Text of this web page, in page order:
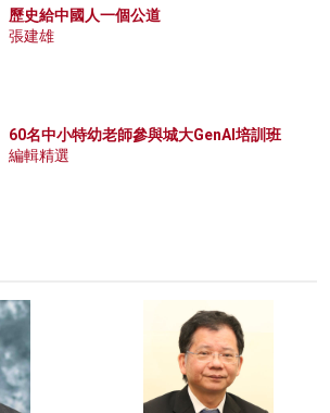
歷史給中國人一個公道
張建雄
60名中小特幼老師參與城大GenAI培訓班
編輯精選